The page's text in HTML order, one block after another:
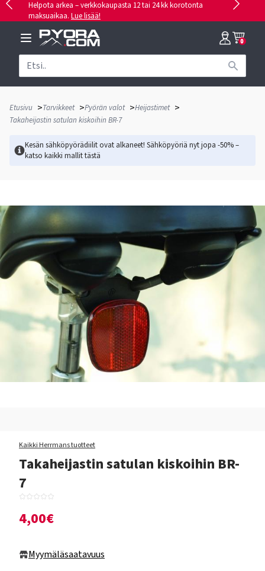
Helpota arkea – verkkokaupasta 12 tai 24 kk korotonta
maksuaikaa. Lue lisää!
0
Etusivu >Tarvikkeet >Pyörän valot >Heijastimet >
Takaheijastin satulan kiskoihin BR-7
Kesän sähköpyörädiilit ovat alkaneet! Sähköpyöriä nyt jopa -50% –
katso kaikki mallittästä
Kaikki Herrmans tuotteet
Takaheijastin satulan kiskoihin BR-
7
4,00€
Myymäläsaatavuus